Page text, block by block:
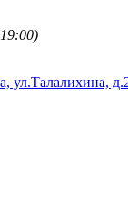
ул.Талалихина,